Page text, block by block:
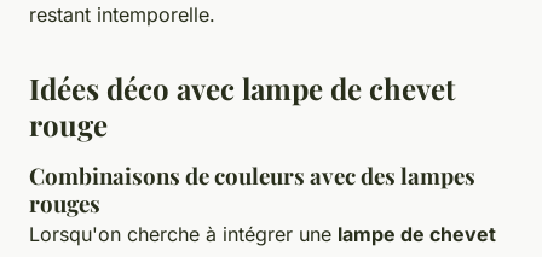
restant intemporelle.
Idées déco avec lampe de chevet
rouge
Combinaisons de couleurs avec des lampes
rouges
Lorsqu'on cherche à intégrer une lampe de chevet